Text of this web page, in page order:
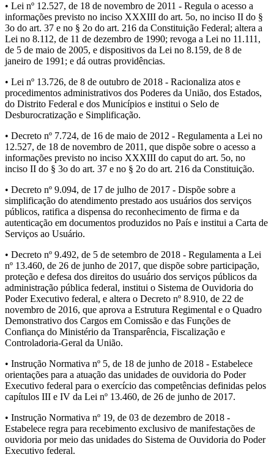
• Lei nº 12.527, de 18 de novembro de 2011 - Regula o acesso a
informações previsto no inciso XXXIII do art. 5o, no inciso II do §
3o do art. 37 e no § 2o do art. 216 da Constituição Federal; altera a
Lei no 8.112, de 11 de dezembro de 1990; revoga a Lei no 11.111,
de 5 de maio de 2005, e dispositivos da Lei no 8.159, de 8 de
janeiro de 1991; e dá outras providências.
• Lei nº 13.726, de 8 de outubro de 2018 - Racionaliza atos e
procedimentos administrativos dos Poderes da União, dos Estados,
do Distrito Federal e dos Municípios e institui o Selo de
Desburocratização e Simplificação.
• Decreto nº 7.724, de 16 de maio de 2012 - Regulamenta a Lei no
12.527, de 18 de novembro de 2011, que dispõe sobre o acesso a
informações previsto no inciso XXXIII do caput do art. 5o, no
inciso II do § 3o do art. 37 e no § 2o do art. 216 da Constituição.
• Decreto nº 9.094, de 17 de julho de 2017 - Dispõe sobre a
simplificação do atendimento prestado aos usuários dos serviços
públicos, ratifica a dispensa do reconhecimento de firma e da
autenticação em documentos produzidos no País e institui a Carta de
Serviços ao Usuário.
• Decreto nº 9.492, de 5 de setembro de 2018 - Regulamenta a Lei
nº 13.460, de 26 de junho de 2017, que dispõe sobre participação,
proteção e defesa dos direitos do usuário dos serviços públicos da
administração pública federal, institui o Sistema de Ouvidoria do
Poder Executivo federal, e altera o Decreto nº 8.910, de 22 de
novembro de 2016, que aprova a Estrutura Regimental e o Quadro
Demonstrativo dos Cargos em Comissão e das Funções de
Confiança do Ministério da Transparência, Fiscalização e
Controladoria-Geral da União.
• Instrução Normativa nº 5, de 18 de junho de 2018 - Estabelece
orientações para a atuação das unidades de ouvidoria do Poder
Executivo federal para o exercício das competências definidas pelos
capítulos III e IV da Lei nº 13.460, de 26 de junho de 2017.
• Instrução Normativa nº 19, de 03 de dezembro de 2018 -
Estabelece regra para recebimento exclusivo de manifestações de
ouvidoria por meio das unidades do Sistema de Ouvidoria do Poder
Executivo federal.